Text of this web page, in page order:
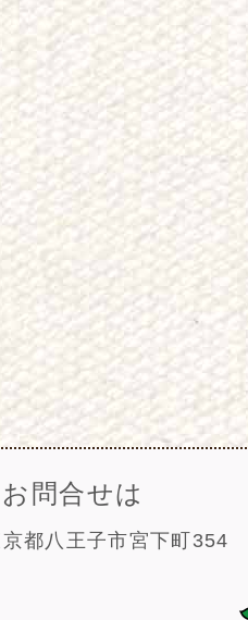
問合せは
都八王子市宮下町354